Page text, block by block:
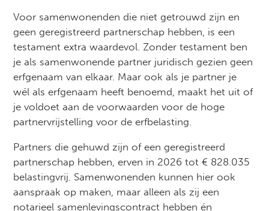
Voor samenwonenden die niet getrouwd zijn en
geen geregistreerd partnerschap hebben, is een
testament extra waardevol. Zonder testament ben
je als samenwonende partner juridisch gezien geen
erfgenaam van elkaar. Maar ook als je partner je
wél als erfgenaam heeft benoemd, maakt het uit of
je voldoet aan de voorwaarden voor de hoge
partnervrijstelling voor de erfbelasting.
Partners die gehuwd zijn of een geregistreerd
partnerschap hebben, erven in 2026 tot € 828.035
belastingvrij. Samenwonenden kunnen hier ook
aanspraak op maken, maar alleen als zij een
notarieel samenlevingscontract hebben én